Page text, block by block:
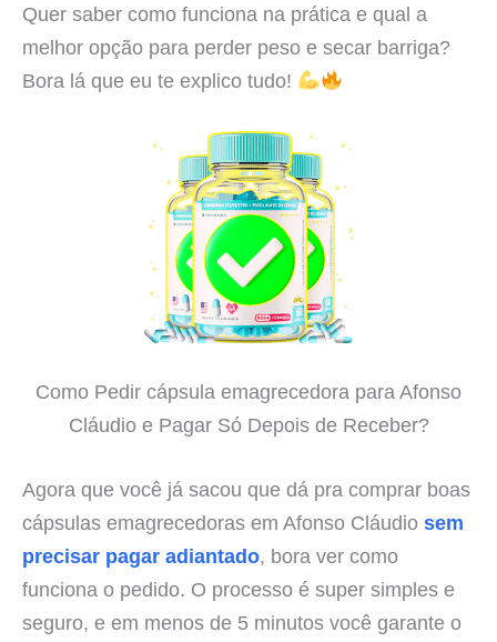
Quer saber como funciona na prática e qual a
melhor opção para perder peso e secar barriga?
Bora lá que eu te explico tudo!
Como Pedir cápsula emagrecedora para Afonso
Cláudio e Pagar Só Depois de Receber?
Agora que você já sacou que dá pra comprar boas
cápsulas emagrecedoras em Afonso Cláudio sem
precisar pagar adiantado, bora ver como
funciona o pedido. O processo é super simples e
seguro, e em menos de 5 minutos você garante o